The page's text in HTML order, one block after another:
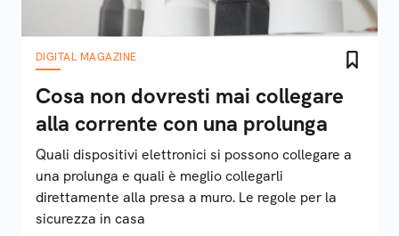
DIGITAL MAGAZINE
Cosa non dovresti mai collegare
alla corrente con una prolunga
Quali dispositivi elettronici si possono collegare a
una prolunga e quali è meglio collegarli
direttamente alla presa a muro. Le regole per la
sicurezza in casa